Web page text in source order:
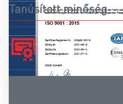
Tanúsított minőség